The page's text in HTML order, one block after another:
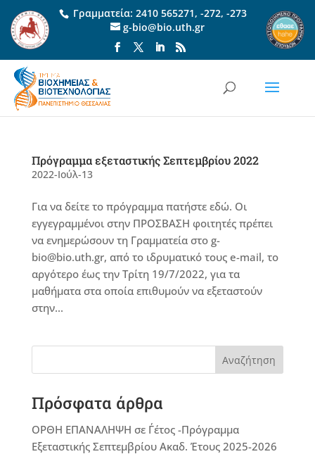
Γραμματεία: 2410 565271, -272, -273
g-bio@bio.uth.gr
Πρόγραμμα εξεταστικής Σεπτεμβρίου 2022
2022-Ιούλ-13
Για να δείτε το πρόγραμμα πατήστε εδώ. Οι
εγγεγραμμένοι στην ΠΡΟΣΒΑΣΗ φοιτητές πρέπει
να ενημερώσουν τη Γραμματεία στο g-
bio@bio.uth.gr, από το ιδρυματικό τους e-mail, το
αργότερο έως την Τρίτη 19/7/2022, για τα
μαθήματα στα οποία επιθυμούν να εξεταστούν
στην...
Αναζήτηση
Πρόσφατα άρθρα
ΟΡΘΗ ΕΠΑΝΑΛΗΨΗ σε Γ΄έτος -Πρόγραμμα
Εξεταστικής Σεπτεμβρίου Ακαδ. Έτους 2025-2026